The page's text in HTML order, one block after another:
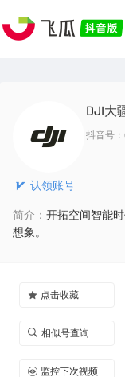
认领账号
DJI大
抖音号：
简介： 开拓空间智能
想象。
点击收藏
相似号查询
监控下次视频